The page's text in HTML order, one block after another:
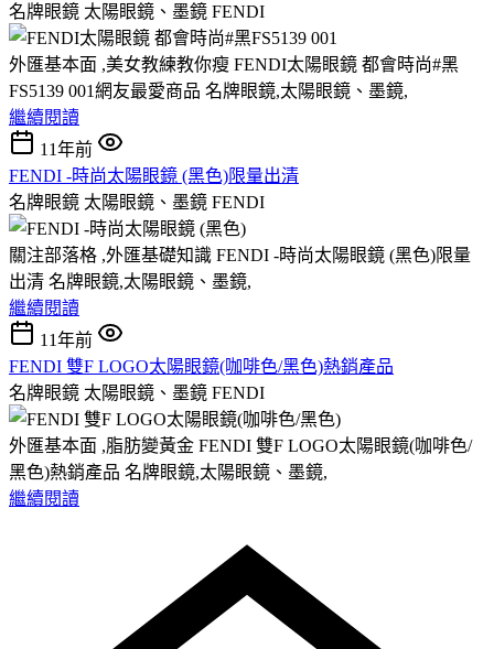
名牌眼鏡 太陽眼鏡、墨鏡 FENDI
外匯基本面 ,美女教練教你瘦 FENDI太陽眼鏡 都會時尚#黑
FS5139 001網友最愛商品 名牌眼鏡,太陽眼鏡、墨鏡,
繼續閱讀
11年前
FENDI -時尚太陽眼鏡 (黑色)限量出清
名牌眼鏡 太陽眼鏡、墨鏡 FENDI
關注部落格 ,外匯基礎知識 FENDI -時尚太陽眼鏡 (黑色)限量
出清 名牌眼鏡,太陽眼鏡、墨鏡,
繼續閱讀
11年前
FENDI 雙F LOGO太陽眼鏡(咖啡色/黑色)熱銷產品
名牌眼鏡 太陽眼鏡、墨鏡 FENDI
外匯基本面 ,脂肪變黃金 FENDI 雙F LOGO太陽眼鏡(咖啡色/
黑色)熱銷產品 名牌眼鏡,太陽眼鏡、墨鏡,
繼續閱讀